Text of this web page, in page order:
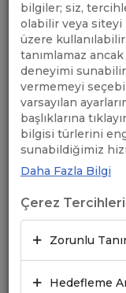
ANASAYFA /
İNSANİ
bilgiler; siz,
olabilir veya siteyi
üzere
tanımlamaz
deneyimi
vermemeyi
varsayılan
başlıklarına
bilgisi türlerini
sunabildiğimiz
Daha Fazla Bilgi
Çerez
Zorunlu
Hedefleme